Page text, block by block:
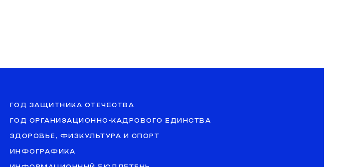
ГОД ЗАЩИТНИКА ОТЕЧЕСТВА
ГОД ОРГАНИЗАЦИОННО-КАДРОВОГО ЕДИНСТВА
ЗДОРОВЬЕ, ФИЗКУЛЬТУРА И СПОРТ
ИНФОГРАФИКА